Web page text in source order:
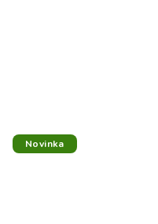
Novinka